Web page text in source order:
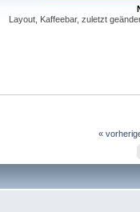
Layout, Kaffeebar, zuletzt
«